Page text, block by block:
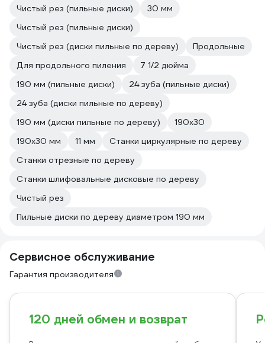
Чистый рез (пильные диски)
30 мм
Чистый рез (пильные диски)
Чистый рез (диски пильные по дереву)
Продольные
Для продольного пиления
7 1/2 дюйма
190 мм (пильные диски)
24 зуба (пильные диски)
24 зуба (диски пильные по дереву)
190 мм (диски пильные по дереву)
190х30
190х30 мм
11 мм
Станки циркулярные по дереву
Станки отрезные по дереву
Станки шлифовальные дисковые по дереву
Чистый рез
Пильные диски по дереву диаметром 190 мм
Сервисное обслуживание
Гарантия производителя
120 дней обмен и возврат